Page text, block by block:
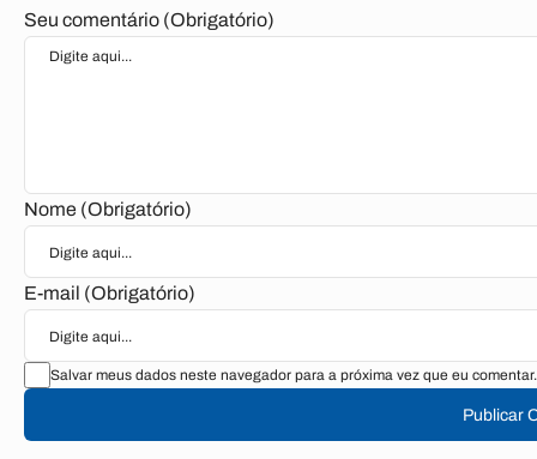
Seu comentário (Obrigatório)
Nome (Obrigatório)
E-mail (Obrigatório)
Salvar meus dados neste navegador para a próxima vez que eu comentar.
Publicar